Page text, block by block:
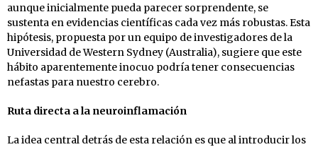
aunque inicialmente pueda parecer sorprendente, se
sustenta en evidencias científicas cada vez más robustas. Esta
hipótesis, propuesta por un equipo de investigadores de la
Universidad de Western Sydney (Australia), sugiere que este
hábito aparentemente inocuo podría tener consecuencias
nefastas para nuestro cerebro.
Ruta directa a la neuroinflamación
La idea central detrás de esta relación es que al introducir los